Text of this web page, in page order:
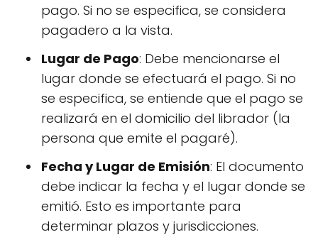
pago. Si no se especifica, se considera
pagadero a la vista.
Lugar de Pago: Debe mencionarse el
lugar donde se efectuará el pago. Si no
se especifica, se entiende que el pago se
realizará en el domicilio del librador (la
persona que emite el pagaré).
Fecha y Lugar de Emisión: El documento
debe indicar la fecha y el lugar donde se
emitió. Esto es importante para
determinar plazos y jurisdicciones.